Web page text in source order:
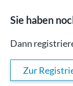
Sie haben
Dann
Zur